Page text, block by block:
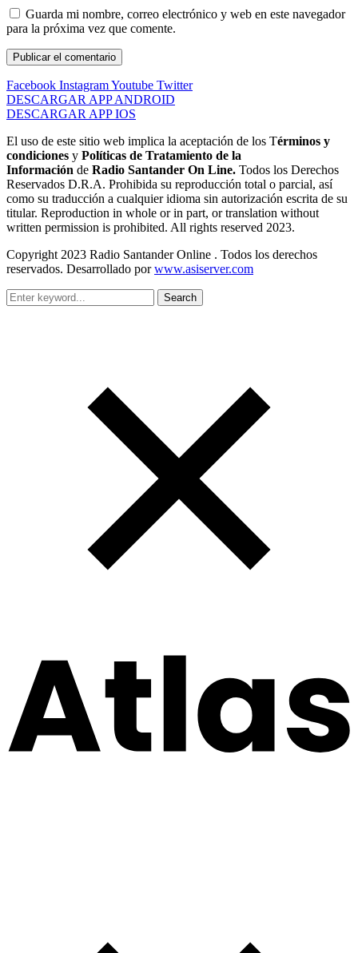
Guarda mi nombre, correo electrónico y web en este navegador
para la próxima vez que comente.
Facebook InstagramYoutube Twitter
DESCARGAR APP ANDROID
DESCARGAR APP IOS
El uso de este sitio web implica la aceptación de los Términos y
condiciones y Políticas de Tratamiento de la
Información de Radio Santander On Line. Todos los Derechos
Reservados D.R.A. Prohibida su reproducción total o parcial, así
como su traducción a cualquier idioma sin autorización escrita de su
titular. Reproduction in whole or in part, or translation without
written permission is prohibited. All rights reserved 2023.
Copyright 2023 Radio Santander Online . Todos los derechos
reservados. Desarrollado porwww.asiserver.com
Search